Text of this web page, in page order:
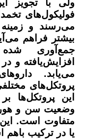
ولی با تجویز
فولیکول‌های
می‌رسند و
بیشتر فراهم
جمع‌آوری
افزایش‌یافته و
می‌یابد.
پروتکل‌های
این پروتکل‌ها
وضعیت سن و
متفاوت است.
یا در ترکیب باهم